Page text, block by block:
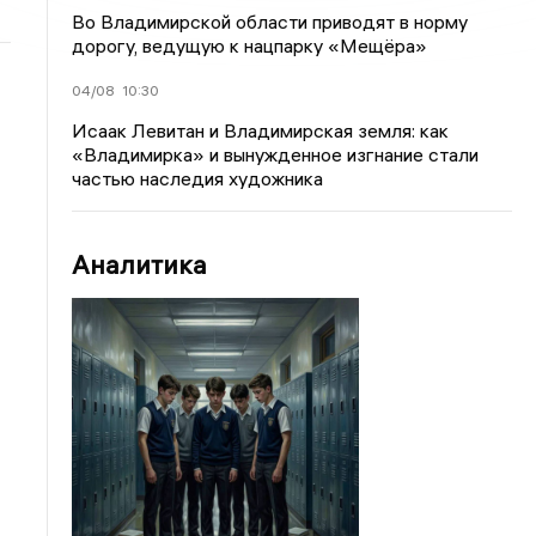
Во Владимирской области приводят в норму
дорогу, ведущую к нацпарку «Мещёра»
04/08 10:30
Исаак Левитан и Владимирская земля: как
«Владимирка» и вынужденное изгнание стали
частью наследия художника
Аналитика